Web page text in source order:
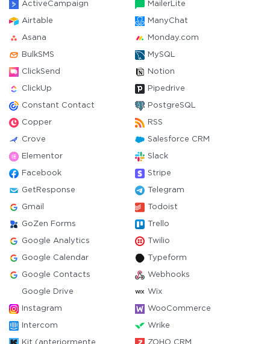
ActiveCampaign MailerLite
Airtable ManyChat
Asana Monday.com
BulkSMS MySQL
ClickSend Notion
ClickUp Pipedrive
Constant Contact PostgreSQL
Copper RSS
Crove Salesforce CRM
Elementor Slack
Facebook Stripe
GetResponse Telegram
Gmail Todoist
GoZen Forms Trello
Google Analytics Twilio
Google Calendar Typeform
Google Contacts Webhooks
Google Drive Wix
Instagram WooCommerce
Intercom Wrike
Kit (anteriormente
ZOHO CRM